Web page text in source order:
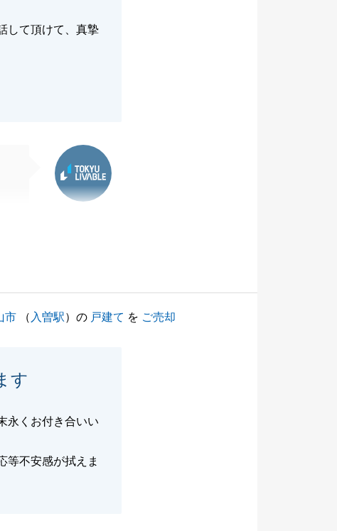
して頂けて、真摯
市 （ 入曽駅）の 戸建て を ご売却
す
永くお付き合いい
等不安感が拭えま